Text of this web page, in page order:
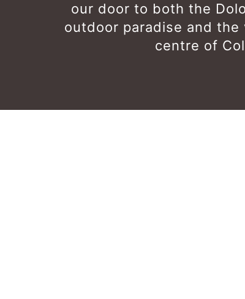
our door to both the
outdoor paradise and the
centre of